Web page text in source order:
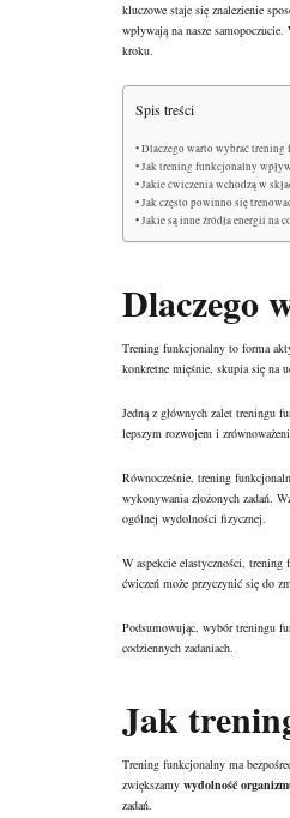
kluczowe staje się znalezienie
wpływają na nasze
kroku.
Spis treści
Dlaczego warto wybrać
Jak trening funkcjonalny
Jakie ćwiczenia wchodzą w
Jak często powinno się
Jakie są inne źródła energii na
Dlaczego
Trening funkcjonalny to forma
konkretne mięśnie, skupia się na
Jedną z głównych zalet treningu
lepszym rozwojem i
Równocześnie, trening
wykonywania złożonych zadań.
ogólnej wydolności fizycznej.
W aspekcie elastyczności, trening
ćwiczeń może przyczynić się do
Podsumowując, wybór treningu
codziennych zadaniach.
Jak
Trening funkcjonalny ma
zwiększamy wydolność
zadań.